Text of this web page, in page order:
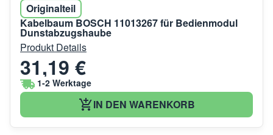
Originalteil
Kabelbaum BOSCH 11013267 für Bedienmodul
Dunstabzugshaube
Produkt Details
31,19 €
1-2 Werktage
IN DEN WARENKORB